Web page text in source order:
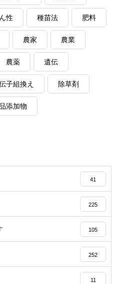
性 種苗法 肥料
農家 農業
農薬 遺伝
子組換え 除草剤
添加物
41
225
105
252
11